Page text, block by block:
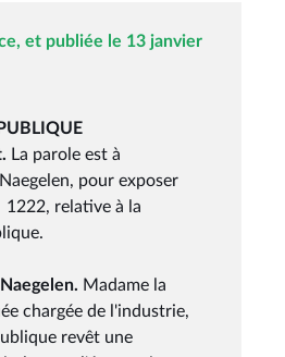
et publiée le 13 janvier
La parole est à
pour exposer
relative à la
Madame la
chargée de l'industrie,
revêt une